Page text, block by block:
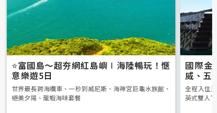
⭐️富國島～超夯網紅島嶼∣海陸暢玩！愜
意樂遊5日
世界最長跨海纜車、一秒到威尼斯、海神宮巨龜水族館、
絕美夕陽、龍蝦海味套餐
國際金
威、五
全程入住
英式雙人